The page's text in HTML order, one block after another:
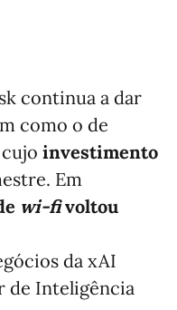
continua a dar
como o de
investimento
Em
wi-fivoltou
da xAI
de Inteligência